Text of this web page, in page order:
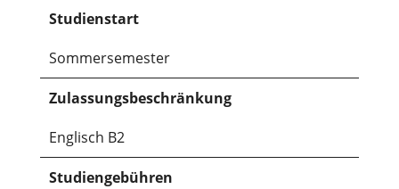
Studienstart
Sommersemester
Zulassungsbeschränkung
Englisch B2
Studiengebühren